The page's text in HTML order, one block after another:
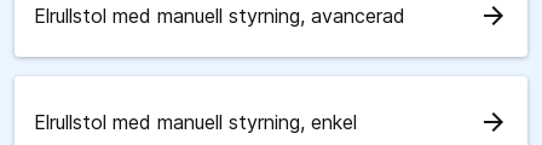
Elrullstol med manuell styrning, avancerad arrow_forward
Elrullstol med manuell styrning, enkel arrow_forward